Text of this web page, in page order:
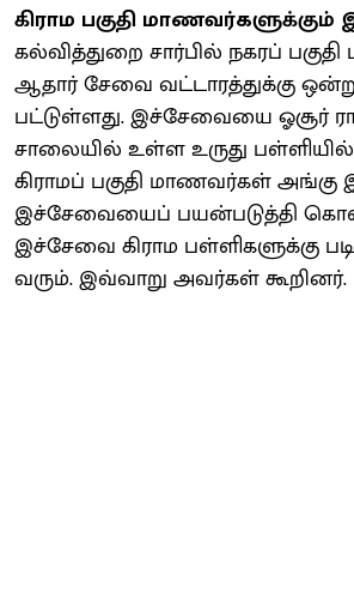
கிராம பகுதி
கல்வித்துறை சார்பில் நகரப்
ஆதார் சேவை வட்டாரத்துக்கு
பட்டுள்ளது. இச்சேவையை ஓசூர்
சாலையில் உள்ள உருது பள்ளியில்
கிராமப் பகுதி மாணவர்கள்
இச்சேவையைப் பயன்படுத்தி
இச்சேவை கிராம பள்ளிகளுக்கு
வரும். இவ்வாறு அவர்கள் கூறினர்.